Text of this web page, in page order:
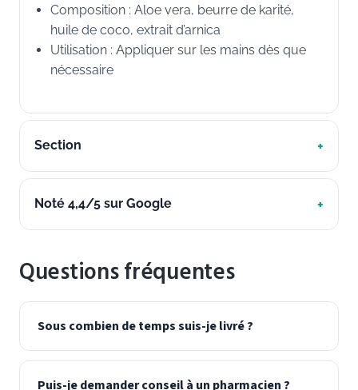
Composition : Aloe vera, beurre de karité,
huile de coco, extrait d’arnica
Utilisation : Appliquer sur les mains dès que
nécessaire
Section
Noté 4,4/5 sur Google
Questions fréquentes
Sous combien de temps suis-je livré ?
Puis-je demander conseil à un pharmacien ?